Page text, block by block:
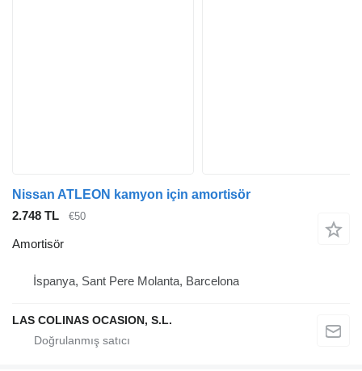
Nissan ATLEON kamyon için amortisör
2.748 TL
€50
Amortisör
İspanya, Sant Pere Molanta, Barcelona
LAS COLINAS OCASION, S.L.